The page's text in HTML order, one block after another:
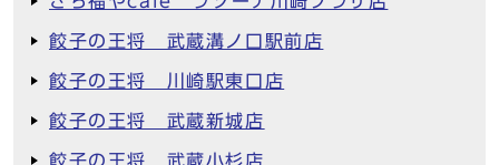
餃子の王将 武蔵溝ノ口駅前店
餃子の王将 川崎駅東口店
餃子の王将 武蔵新城店
餃子の王将 武蔵小杉店